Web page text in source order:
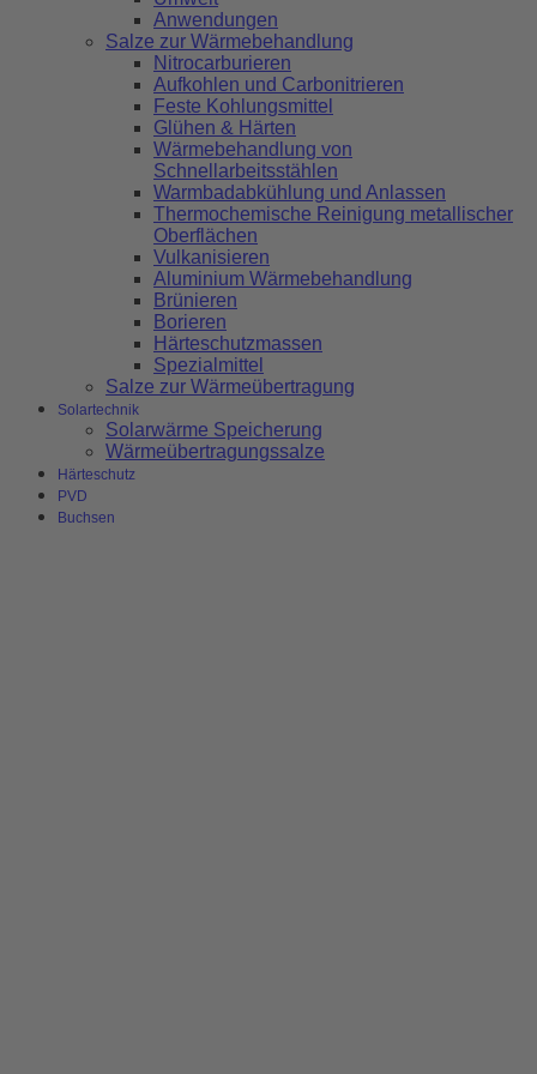
Anwendungen
Salze zur Wärmebehandlung
Nitrocarburieren
Aufkohlen und Carbonitrieren
Feste Kohlungsmittel
Glühen & Härten
Wärmebehandlung von
Schnellarbeitsstählen
Warmbadabkühlung und Anlassen
Thermochemische Reinigung metallischer
Oberflächen
Vulkanisieren
Aluminium Wärmebehandlung
Brünieren
Borieren
Härteschutzmassen
Spezialmittel
Salze zur Wärmeübertragung
Solartechnik
Solarwärme Speicherung
Wärmeübertragungssalze
Härteschutz
PVD
Buchsen